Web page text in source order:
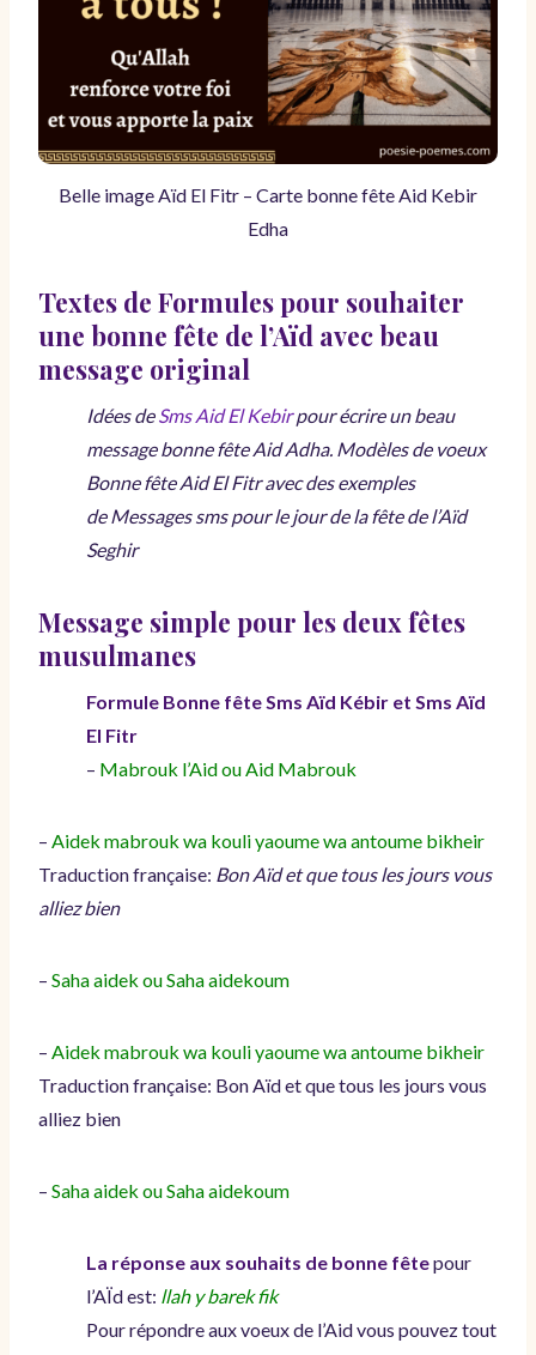
Belle image Aïd El Fitr – Carte bonne fête Aid Kebir
Edha
Textes de Formules pour souhaiter
une bonne fête de l’Aïd avec beau
message original
Idées deSms Aid El Kebirpour écrire un beau
message bonne fête Aid Adha. Modèles de voeux
Bonne fête Aid El Fitr avec des exemples
de Messages sms pour le jour de la fête de l’Aïd
Seghir
Message simple pour les deux fêtes
musulmanes
Formule Bonne fête Sms Aïd Kébir et Sms Aïd
El Fitr
– Mabrouk l’Aid ou Aid Mabrouk
– Aidek mabrouk wa kouli yaoume wa antoume bikheir
Traduction française: Bon Aïd et que tous les jours vous
alliez bien
– Saha aidek ou Saha aidekoum
– Aidek mabrouk wa kouli yaoume wa antoume bikheir
Traduction française: Bon Aïd et que tous les jours vous
alliez bien
– Saha aidek ou Saha aidekoum
La réponse aux souhaits de bonne fêtepour
l’AÏd est: llah y barek fik
Pour répondre aux voeux de l’Aid vous pouvez tout